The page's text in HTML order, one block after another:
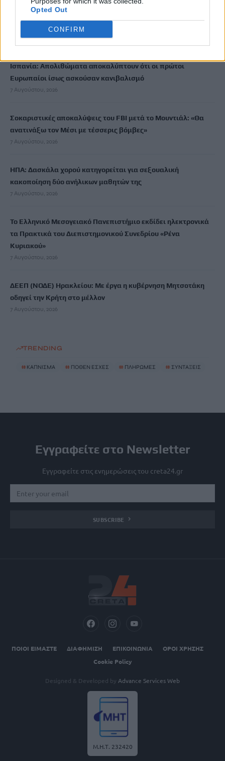
Opted Out
CONFIRM
Ξεκινούν οι ετήσιες Καλοκαιρινές Εκθέσεις του Φεστιβάλ
Κινηματογράφου Χανίων
7 Αυγούστου, 2026
Ισπανία: Απολιθώματα αποκαλύπτουν ότι οι πρώτοι
Ευρωπαίοι ίσως ασκούσαν κανιβαλισμό
7 Αυγούστου, 2026
Σοκαριστικές αποκαλύψεις του FBI μετά το Μουντιάλ: «Θα
ανατινάξω τον Μέσι με τέσσερις βόμβες»
7 Αυγούστου, 2026
ΗΠΑ: Δασκάλα χορού κατηγορείται για σεξουαλική
κακοποίηση δύο ανήλικων μαθητών της
7 Αυγούστου, 2026
Το Ελληνικό Μεσογειακό Πανεπιστήμιο εκδίδει ηλεκτρονικά
τα Πρακτικά του Διεπιστημονικού Συνεδρίου «Ρένα
Κυριακού»
7 Αυγούστου, 2026
ΔΕΕΠ (ΝΟΔΕ) Ηρακλείου: Με έργα η κυβέρνηση Μητσοτάκη
οδηγεί την Κρήτη στο μέλλον
7 Αυγούστου, 2026
TRENDING
# ΚΑΠΝΙΣΜΑ # ΠΟΘΕΝ ΕΣΧΕΣ # ΠΛΗΡΩΜΕΣ # ΣΥΝΤΑΞΕΙΣ
Εγγραφείτε στο Newsletter
Εγγραφείτε στις ενημερώσεις του creta24.gr
SUBSCRIBE
ΠΟΙΟΙ ΕΙΜΑΣΤΕ ΔΙΑΦΗΜΙΣΗ ΕΠΙΚΟΙΝΩΝΙΑ
ΟΡΟΙ ΧΡΗΣΗΣ
Cookie Policy
Designed & Developed by Advance Services Web
Μ.Η.Τ. 232420